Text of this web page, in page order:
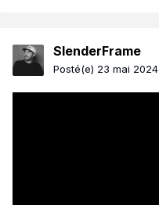
SlenderFrame
Posté(e) 23 mai 2024